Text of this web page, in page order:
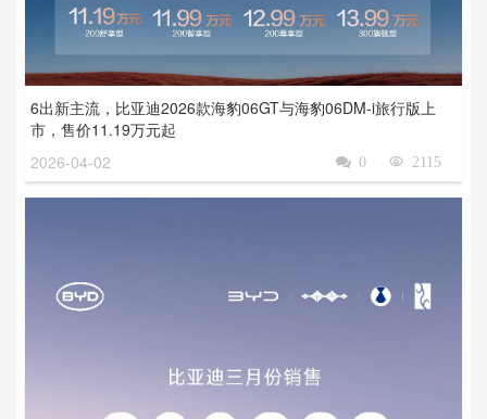
6出新主流，比亚迪2026款海豹06GT与海豹06DM-i旅行版上
市，售价11.19万元起
2026-04-02
2115

0
